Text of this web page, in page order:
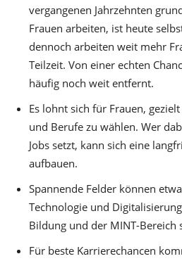
vergangenen Jahrzehnten
Frauen arbeiten, ist heute
dennoch arbeiten weit mehr
Teilzeit. Von einer echten
häufig noch weit entfernt.
Es lohnt sich für Frauen,
und Berufe zu wählen. Wer
Jobs setzt, kann sich eine
aufbauen.
Spannende Felder können
Technologie und
Bildung und der MINT-Bereich
Für beste Karrierechancen